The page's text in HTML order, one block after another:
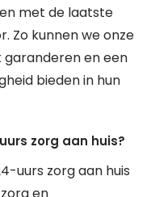
met de laatste
Zo kunnen we onze
en een
bieden in hun
zorg aan huis?
uurs zorg aan huis